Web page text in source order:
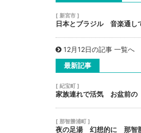
[ 新宮市 ]
日本とブラジル 音楽通し
12月12日の記事 一覧へ
最新記事
[ 紀宝町 ]
家族連れで活気 お盆前の
[ 那智勝浦町 ]
夜の足湯 幻想的に 那智